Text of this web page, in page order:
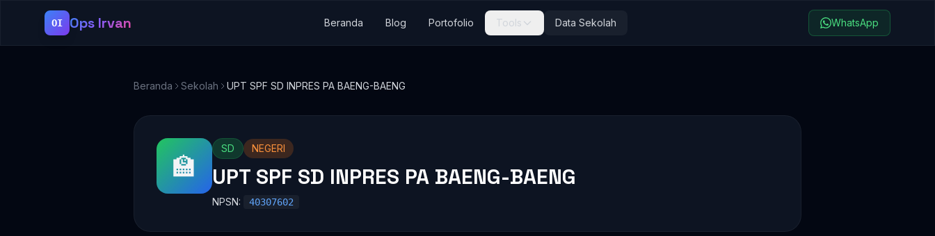
OI Ops Irvan Beranda Blog Portofolio Tools Data Sekolah WhatsApp
Beranda Sekolah UPT SPF SD INPRES PA BAENG-BAENG
🏫
SD NEGERI
UPT SPF SD INPRES PA BAENG-BAENG
NPSN: 40307602